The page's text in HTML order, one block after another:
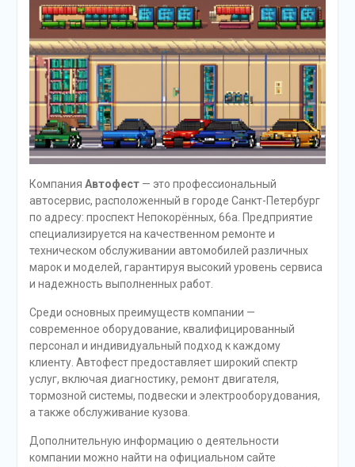
Компания Автофест— это профессиональный
автосервис, расположенный в городе Санкт-Петербург
по адресу: проспект Непокорённых, 66а. Предприятие
специализируется на качественном ремонте и
техническом обслуживании автомобилей различных
марок и моделей, гарантируя высокий уровень сервиса
и надежность выполненных работ.
Среди основных преимуществ компании —
современное оборудование, квалифицированный
персонал и индивидуальный подход к каждому
клиенту. Автофест предоставляет широкий спектр
услуг, включая диагностику, ремонт двигателя,
тормозной системы, подвески и электрооборудования,
а также обслуживание кузова.
Дополнительную информацию о деятельности
компании можно найти на официальном сайте